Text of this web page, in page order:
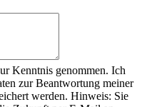
Kenntnis genommen. Ich
zur Beantwortung meiner
werden. Hinweis: Sie